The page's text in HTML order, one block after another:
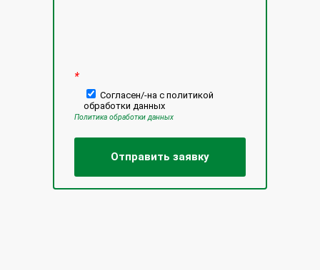
*
Согласен/-на с политикой
обработки данных
Политика обработки данных